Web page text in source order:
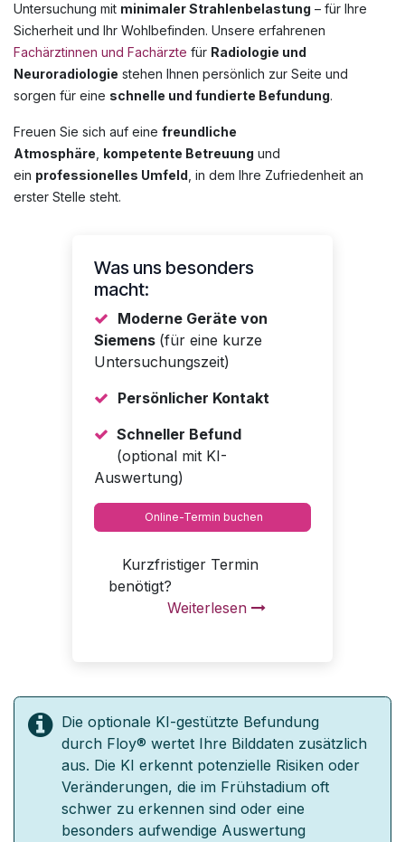
Untersuchung mit minimaler Strahlenbelastung – für Ihre
Sicherheit und Ihr Wohlbefinden. Unsere erfahrenen
Fachärztinnen und Fachärzte für Radiologie und
Neuroradiologie stehen Ihnen persönlich zur Seite und
sorgen für eine schnelle und fundierte Befundung.
Freuen Sie sich auf eine freundliche
Atmosphäre kompetente Betreuung und
ein professionelles Umfeld , in dem Ihre Zufriedenheit an
erster Stelle steht.
Was uns besonders
macht:
Moderne Geräte von
Siemens (für eine kurze
Untersuchungszeit)
Persönlicher Kontakt
Schneller Befund
(optional mit KI-
Auswertung)
Online-Termin buchen
Kurzfristiger Termin
benötigt?
Weiterlesen
Die optionale KI-gestützte Befundung
durch Floy® wertet Ihre Bilddaten zusätzlich
aus. Die KI erkennt potenzielle Risiken oder
Veränderungen, die im Frühstadium oft
schwer zu erkennen sind oder eine
besonders aufwendige Auswertung